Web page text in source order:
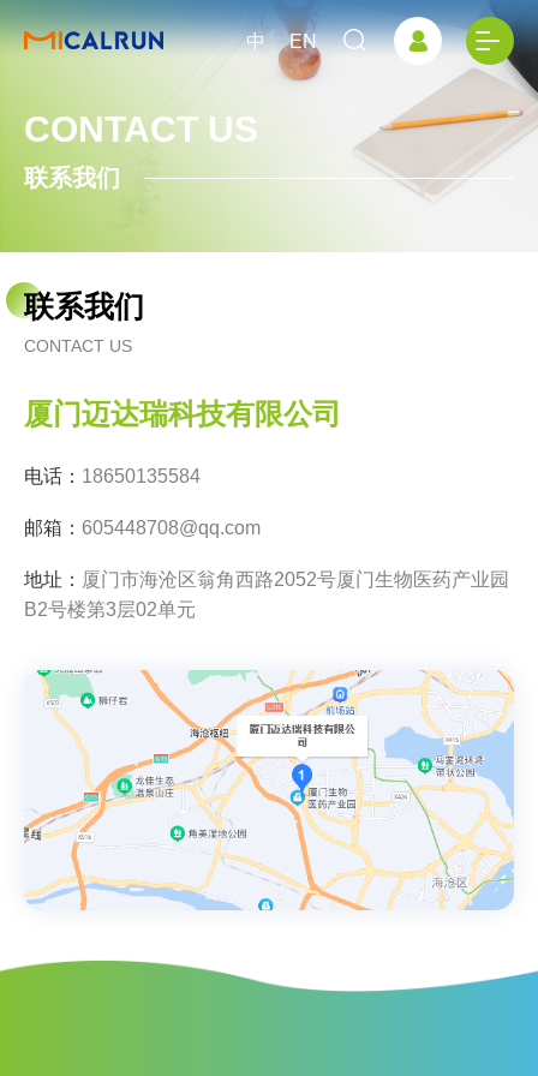
中 EN
CONTACT US
联系我们
联系我们
CONTACT US
厦门迈达瑞科技有限公司
电话： 18650135584
邮箱： 605448708@qq.com
地址： 厦门市海沧区翁角西路2052号厦门生物医药产业园
B2号楼第3层02单元